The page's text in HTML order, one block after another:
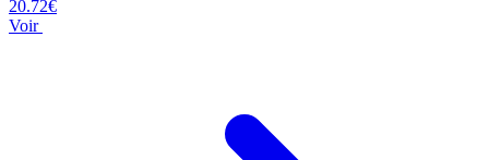
20.72€
Voir